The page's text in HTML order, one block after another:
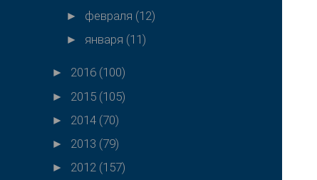
► февраля (12)
► января (11)
► 2016 (100)
► 2015 (105)
► 2014 (70)
► 2013 (79)
► 2012 (157)